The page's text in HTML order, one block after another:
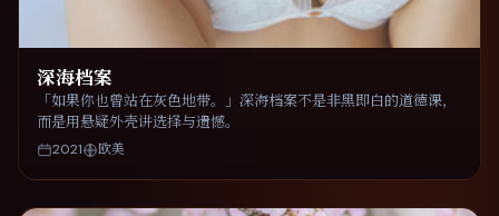
深海档案
「如果你也曾站在灰色地带。」深海档案不是非黑即白的道德课，
而是用悬疑外壳讲选择与遗憾。
2021 欧美